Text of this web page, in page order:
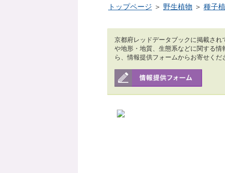
トップページ ＞ 野生植物 ＞ 種子
京都府レッドデータブックに掲載され
や地形・地質、生態系などに関する情
ら、情報提供フォームからお寄せくだ